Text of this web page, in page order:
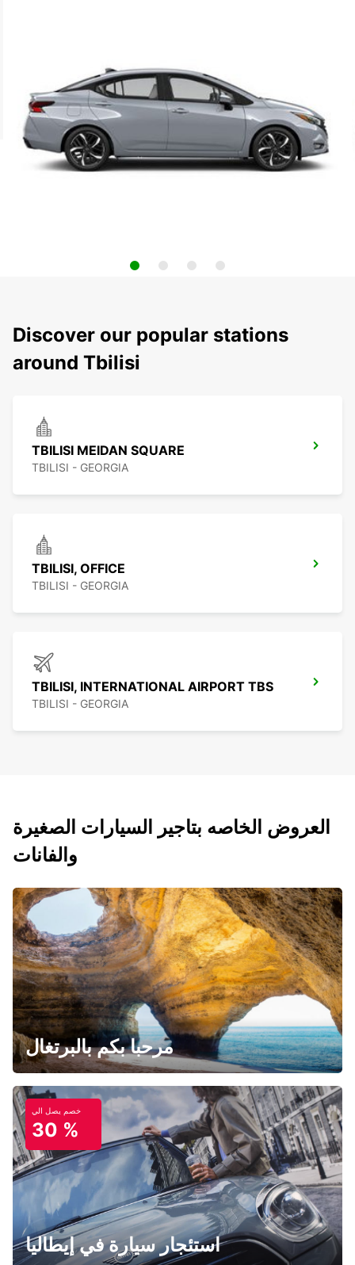
Discover our popular stations
around Tbilisi
TBILISI MEIDAN SQUARE
TBILISI - GEORGIA
TBILISI, OFFICE
TBILISI - GEORGIA
TBILISI, INTERNATIONAL AIRPORT TBS
TBILISI - GEORGIA
العروض الخاصه بتاجير السيارات الصغيرة
والفانات
مرحبا بكم بالبرتغال
خصم يصل الي
30 %
استئجار سيارة في إيطاليا